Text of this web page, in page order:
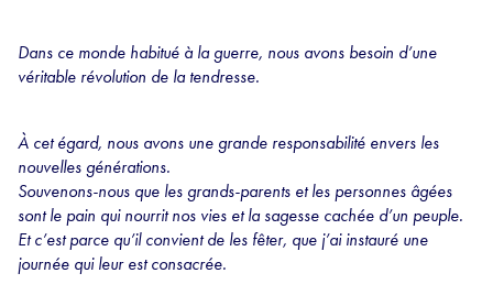
Dans ce monde habitué à la guerre, nous avons besoin d’une
véritable révolution de la tendresse.
À cet égard, nous avons une grande responsabilité envers les
nouvelles générations.
Souvenons-nous que les grands-parents et les personnes âgées
sont le pain qui nourrit nos vies et la sagesse cachée d’un peuple.
Et c’est parce qu’il convient de les fêter, que j’ai instauré une
journée qui leur est consacrée.